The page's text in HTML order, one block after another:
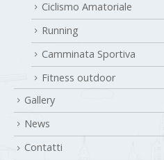
Ciclismo Amatoriale
Running
Camminata Sportiva
Fitness outdoor
Gallery
News
Contatti